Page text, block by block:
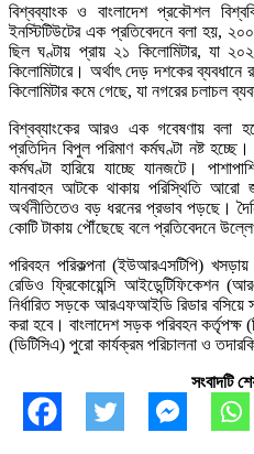
বিশ্বব্যাংক ও বাংলাদেশ প্রকৌশল
ইনস্টিটিউটের এক প্রতিবেদনে বলা হয়,
ছিল ঘণ্টায় প্রায় ২১ কিলোমিটার, যা
কিলোমিটারে। অর্থাৎ দেড় দশকের ব্যবধানে
কিলোমিটার কমে গেছে, যা নগরের চলাচল
বিশ্বব্যাংকের আরও এক গবেষণায় বলা
প্রতিদিন বিপুল পরিমাণ কর্মঘণ্টা নষ্ট
কর্মঘণ্টা হারিয়ে যাচ্ছে যানজটে।
যানবাহন আটকে থাকায় পরিস্থিতি
অর্থনীতিতেও বড় ধরনের প্রভাব পড়ছে।
কোটি টাকায় পৌঁছেছে বলে প্রতিবেদনে
পরিবহন পরিকল্পনা (ইউআরএসটিপি)
রেডিও ফ্রিকোয়েন্সি আইডেন্টিফিকেশন
নির্ধারিত সড়কে আরএফআইডি রিডার বসিয়ে
করা হবে। বাংলাদেশ সড়ক পরিবহন কর্তৃপক্ষ
(ডিটিসিএ) পুরো কার্যক্রম পরিচালনা ও
সংবাদটি